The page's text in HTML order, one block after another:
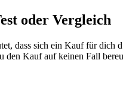
oder Vergleich
dass sich ein Kauf für
Kauf auf keinen Fall